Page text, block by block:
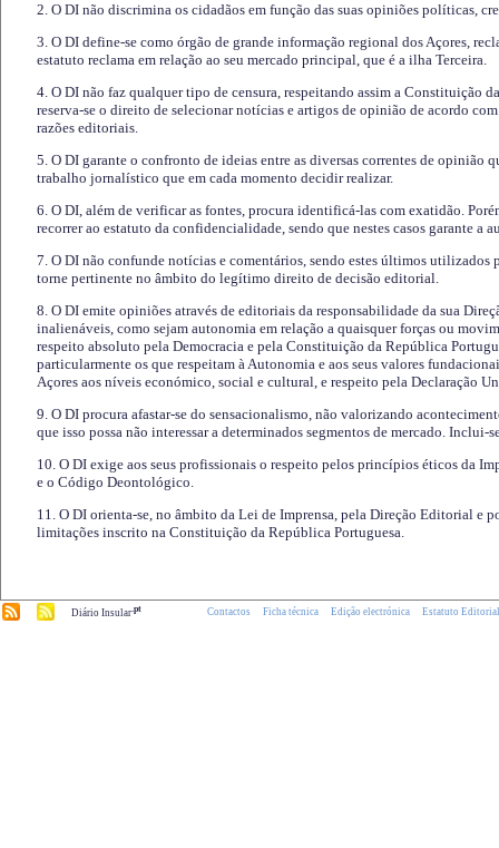
2. O DI não discrimina os cidadãos em função das suas opiniões políticas,
3. O DI define-se como órgão de grande informação regional dos Açores,
estatuto reclama em relação ao seu mercado principal, que é a ilha Terceira.
4. O DI não faz qualquer tipo de censura, respeitando assim a Constituição
reserva-se o direito de selecionar notícias e artigos de opinião de acordo
razões editoriais.
5. O DI garante o confronto de ideias entre as diversas correntes de opinião
trabalho jornalístico que em cada momento decidir realizar.
6. O DI, além de verificar as fontes, procura identificá-las com exatidão.
recorrer ao estatuto da confidencialidade, sendo que nestes casos garante a
7. O DI não confunde notícias e comentários, sendo estes últimos utilizados
torne pertinente no âmbito do legítimo direito de decisão editorial.
8. O DI emite opiniões através de editoriais da responsabilidade da sua
inalienáveis, como sejam autonomia em relação a quaisquer forças ou
respeito absoluto pela Democracia e pela Constituição da República
particularmente os que respeitam à Autonomia e aos seus valores
Açores aos níveis económico, social e cultural, e respeito pela Declaração
9. O DI procura afastar-se do sensacionalismo, não valorizando
que isso possa não interessar a determinados segmentos de mercado.
10. O DI exige aos seus profissionais o respeito pelos princípios éticos da
e o Código Deontológico.
11. O DI orienta-se, no âmbito da Lei de Imprensa, pela Direção Editorial e
limitações inscrito na Constituição da República Portuguesa.
Diário Insular.pt Contactos Ficha técnica Edição electrónica Estatuto Editorial